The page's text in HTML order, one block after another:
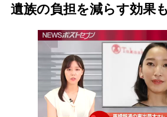
遺族の負担を減らす効果も